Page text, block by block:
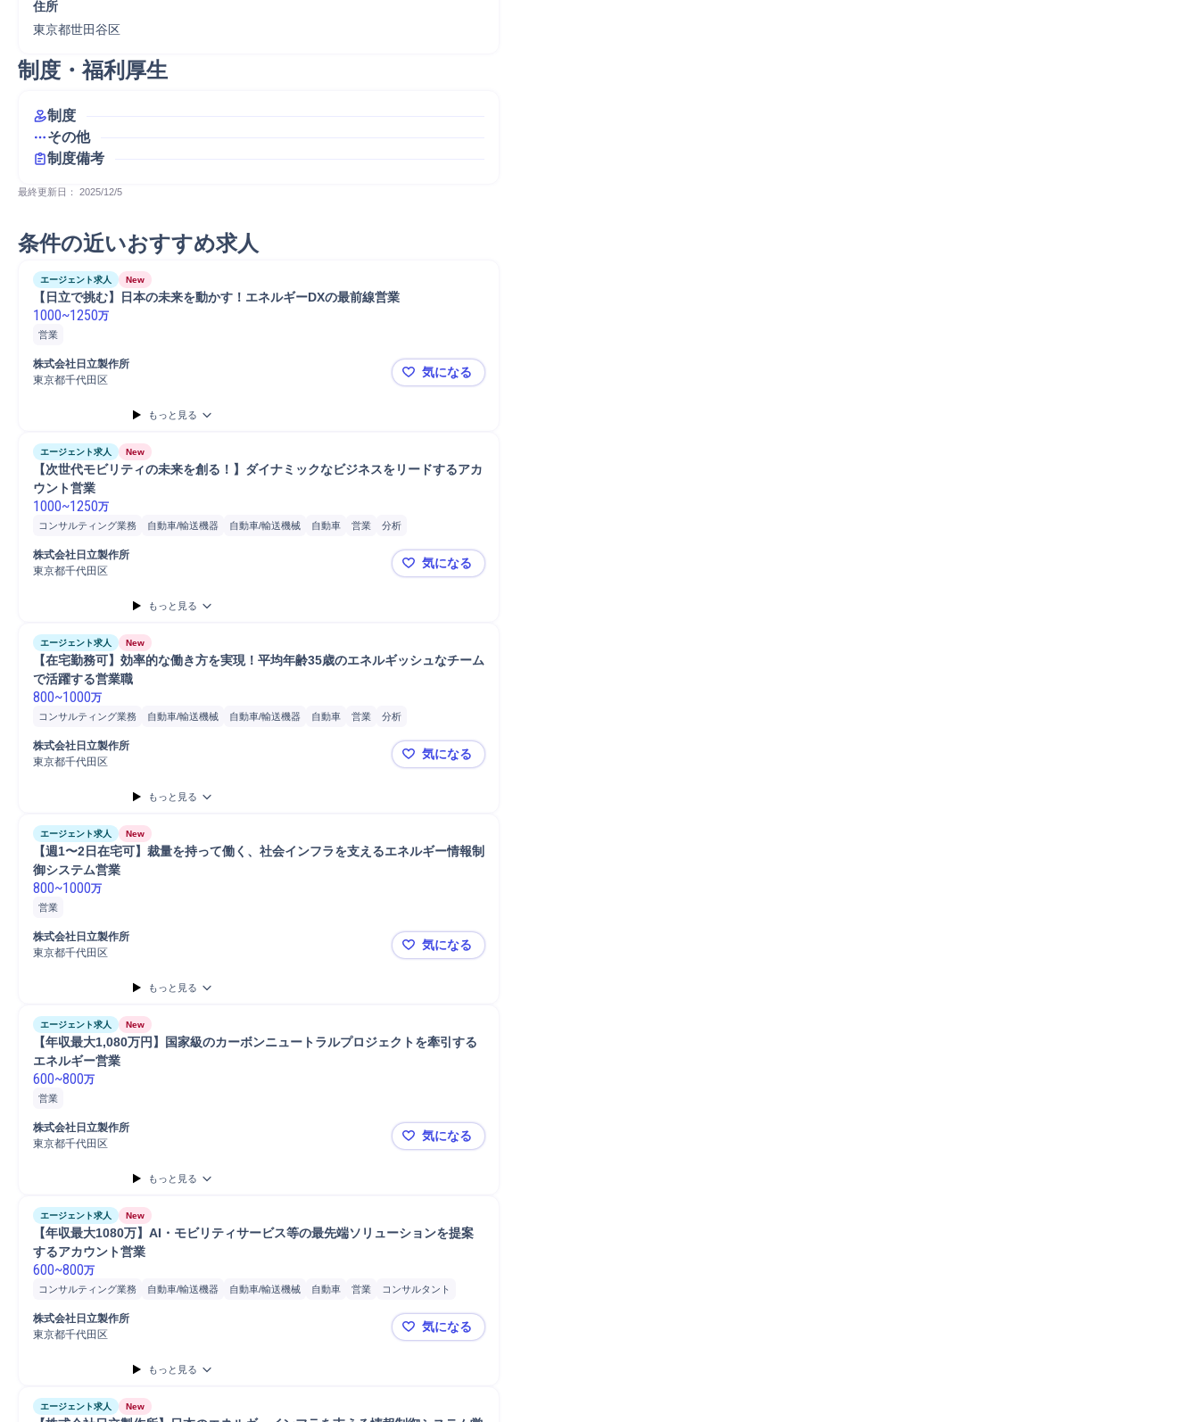
住所
東京都世田谷区
制度・福利厚生
制度
その他
制度備考
最終更新日： 2025/12/5
条件の近いおすすめ求人
エージェント求人 New
【日立で挑む】日本の未来を動かす！エネルギーDXの最前線営業
1000~1250万
営業
株式会社日立製作所
東京都千代田区
【日立で挑む】日本の未来を動かす！エネルギーDXの最前線営業
気になる
もっと見る
エージェント求人 New
【次世代モビリティの未来を創る！】ダイナミックなビジネスをリードするアカ
ウント営業
1000~1250万
コンサルティング業務 自動車/輸送機器 自動車/輸送機械 自動車 営業
分析
コンサルタント
株式会社日立製作所
東京都千代田区
【次世代モビリティの未来を創る！】ダイナミックなビジネスをリードするアカウント営業
気になる
もっと見る
エージェント求人 New
【在宅勤務可】効率的な働き方を実現！平均年齢35歳のエネルギッシュなチーム
で活躍する営業職
800~1000万
コンサルティング業務 自動車/輸送機械 自動車/輸送機器 自動車 営業
分析
コンサルタント
株式会社日立製作所
東京都千代田区
【在宅勤務可】効率的な働き方を実現！平均年齢35歳のエネルギッシュなチームで活躍する営業職
気になる
もっと見る
エージェント求人 New
【週1〜2日在宅可】裁量を持って働く、社会インフラを支えるエネルギー情報制
御システム営業
800~1000万
営業
株式会社日立製作所
東京都千代田区
【週1〜2日在宅可】裁量を持って働く、社会インフラを支えるエネルギー情報制御システム営業
気になる
もっと見る
エージェント求人 New
【年収最大1,080万円】国家級のカーボンニュートラルプロジェクトを牽引する
エネルギー営業
600~800万
営業
株式会社日立製作所
東京都千代田区
【年収最大1,080万円】国家級のカーボンニュートラルプロジェクトを牽引するエネルギー営業
気になる
もっと見る
エージェント求人 New
【年収最大1080万】AI・モビリティサービス等の最先端ソリューションを提案
するアカウント営業
600~800万
コンサルティング業務 自動車/輸送機器 自動車/輸送機械 自動車 営業
コンサルタント
分析
株式会社日立製作所
東京都千代田区
【年収最大1080万】AI・モビリティサービス等の最先端ソリューションを提案するアカウント営業
気になる
もっと見る
エージェント求人 New